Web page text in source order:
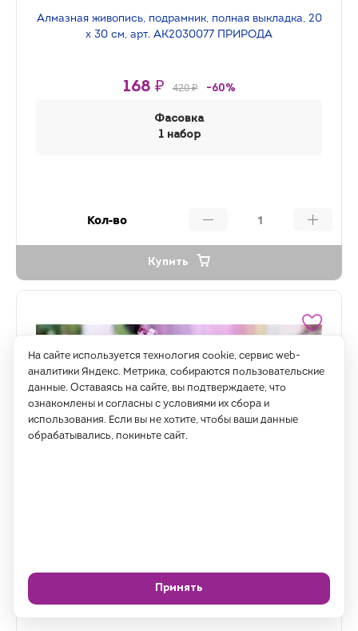
Алмазная живопись, подрамник, полная выкладка, 20
х 30 см, арт. AK2030077 ПРИРОДА
168 ₽ 420 ₽ -60%
Фасовка
1 набор
Кол-во
Купить
Алмазная живопись, подрамник, полная выкладка, 20
х 30 см, арт. AK2030090 СИРЕНЬ
На сайте используется технология cookie, сервис web-
аналитики Яндекс. Метрика, собираются пользовательские
данные. Оставаясь на сайте, вы подтверждаете, что
ознакомлены и согласны с условиями их сбора и
использования. Если вы не хотите, чтобы ваши данные
обрабатывались, покиньте сайт.
Принять